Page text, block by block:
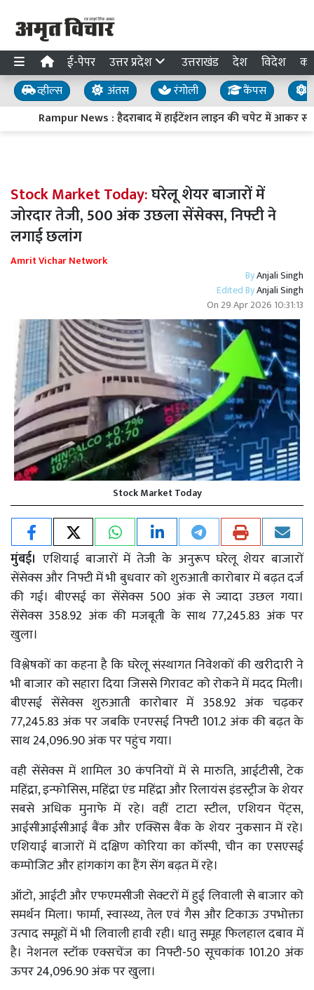
ई-पेपर उत्तर प्रदेश उत्तराखंड देश विदेश
व्हील्स अंतस रंगोली कैंपस
Rampur News : हैदराबाद में हाईटेंशन लाइन की चपेट में आकर
Stock Market Today:घरेलू शेयर बाजारों में
जोरदार तेजी, 500 अंक उछला सेंसेक्स, निफ्टी ने
लगाई छलांग
Amrit Vichar Network
ByAnjali Singh
Edited ByAnjali Singh
On 29 Apr 2026 10:31:13
Stock Market Today
मुंबई। एशियाई बाजारों में तेजी के अनुरूप घरेलू शेयर बाजारों
सेंसेक्स और निफ्टी में भी बुधवार को शुरुआती कारोबार में बढ़त दर्ज
की गई। बीएसई का सेंसेक्स 500 अंक से ज्यादा उछल गया।
सेंसेक्स 358.92 अंक की मजबूती के साथ 77,245.83 अंक पर
खुला।
विश्लेषकों का कहना है कि घरेलू संस्थागत निवेशकों की खरीदारी ने
भी बाजार को सहारा दिया जिससे गिरावट को रोकने में मदद मिली।
बीएसई सेंसेक्स शुरुआती कारोबार में 358.92 अंक चढ़कर
77,245.83 अंक पर जबकि एनएसई निफ्टी 101.2 अंक की बढ़त के
साथ 24,096.90 अंक पर पहुंच गया।
वही सेंसेक्स में शामिल 30 कंपनियों में से मारुति, आईटीसी, टेक
महिंद्रा, इन्फोसिस, महिंद्रा एंड महिंद्रा और रिलायंस इंडस्ट्रीज के शेयर
सबसे अधिक मुनाफे में रहे। वहीं टाटा स्टील, एशियन पेंट्स,
आईसीआईसीआई बैंक और एक्सिस बैंक के शेयर नुकसान में रहे।
एशियाई बाजारों में दक्षिण कोरिया का कॉस्पी, चीन का एसएसई
कम्पोजिट और हांगकांग का हैंग सेंग बढ़त में रहे।
ऑटो, आईटी और एफएमसीजी सेक्टरों में हुई लिवाली से बाजार को
समर्थन मिला। फार्मा, स्वास्थ्य, तेल एवं गैस और टिकाऊ उपभोक्ता
उत्पाद समूहों में भी लिवाली हावी रही। धातु समूह फिलहाल दबाव में
है। नेशनल स्टॉक एक्सचेंज का निफ्टी-50 सूचकांक 101.20 अंक
ऊपर 24,096.90 अंक पर खुला।